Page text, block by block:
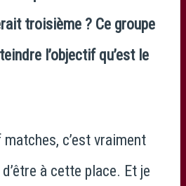
troisième ? Ce groupe
l’objectif qu’est le
c’est vraiment
à cette place. Et je